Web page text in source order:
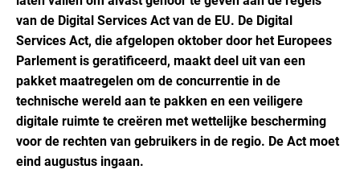
van de Digital Services Act van de EU. De Digital
Services Act, die afgelopen oktober door het Europees
Parlement is geratificeerd, maakt deel uit van een
pakket maatregelen om de concurrentie in de
technische wereld aan te pakken en een veiligere
digitale ruimte te creëren met wettelijke bescherming
voor de rechten van gebruikers in de regio. De Act moet
eind augustus ingaan.